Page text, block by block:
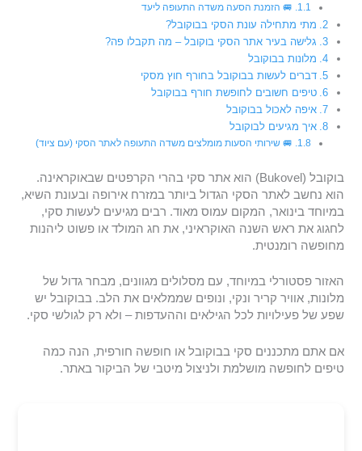
🚐 הזמנת הסעה משדה התעופה ליעד
מתי מתחילה עונת הסקי בבוקובל?
גלישה בעיר אתר הסקי בוקובל – מה תקבלו פה?
מלונות בבוקובל
דברים לעשות בבוקובל בחורף חוץ מסקי
טיפים חשובים לחופשת חורף בבוקובל
איפה לאכול בבוקובל
איך מגיעים לבוקובל
🚐 שירותי הסעות מומלצים משדה התעופה לאתר הסקי (עם ציוד)
בוקובל (Bukovel) הוא אתר סקי בהרי הקרפטים שבאוקראינה.
הוא נחשב לאתר הסקי הגדול ביותר במזרח אירופה ובעונת השיא,
במיוחד בינואר, המקום עמוס מאוד. רבים מגיעים לעשות סקי,
לחגוג את ראש השנה האוקראיני, את חג המולד או פשוט ליהנות
מחופשה רומנטית.
האזור פסטורלי במיוחד, עם מסלולים מגוונים, מבחר גדול של
מלונות, אוויר קריר ונקי, ונופים שממלאים את הלב. בבוקובל יש
שפע של פעילויות לכל הגילאים וההעדפות – ולא רק לגולשי סקי.
אם אתם מתכננים סקי בבוקובל או חופשה חורפית, הנה כמה
טיפים לחופשה מושלמת ולניצול מיטבי של הביקור באתר.